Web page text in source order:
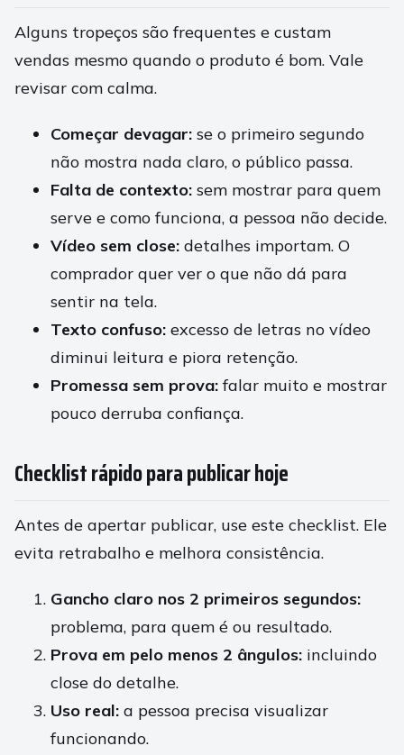
Alguns tropeços são frequentes e custam
vendas mesmo quando o produto é bom. Vale
revisar com calma.
Começar devagar: se o primeiro segundo
não mostra nada claro, o público passa.
Falta de contexto: sem mostrar para quem
serve e como funciona, a pessoa não decide.
Vídeo sem close: detalhes importam. O
comprador quer ver o que não dá para
sentir na tela.
Texto confuso: excesso de letras no vídeo
diminui leitura e piora retenção.
Promessa sem prova: falar muito e mostrar
pouco derruba confiança.
Checklist rápido para publicar hoje
Antes de apertar publicar, use este checklist. Ele
evita retrabalho e melhora consistência.
Gancho claro nos 2 primeiros segundos:
problema, para quem é ou resultado.
Prova em pelo menos 2 ângulos: incluindo
close do detalhe.
Uso real: a pessoa precisa visualizar
funcionando.